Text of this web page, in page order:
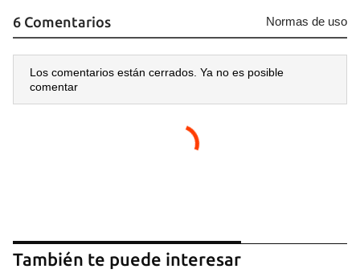
6 Comentarios Normas de uso
Los comentarios están cerrados. Ya no es posible
comentar
También te puede interesar